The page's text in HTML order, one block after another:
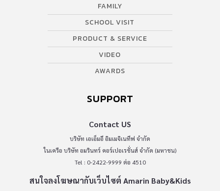
FAMILY
SCHOOL VISIT
PRODUCT & SERVICE
VIDEO
AWARDS
SUPPORT
Contact US
บริษัท เอเอ็มอี อิมเมจิเนทีฟ จำกัด
ในเครือ บริษัท อมรินทร์ คอร์เปอเรชั่นส์ จำกัด (มหาชน)
Tel : 0-2422-9999 ต่อ 4510
สนใจลงโฆษณากับเว็บไซต์ Amarin Baby&Kids